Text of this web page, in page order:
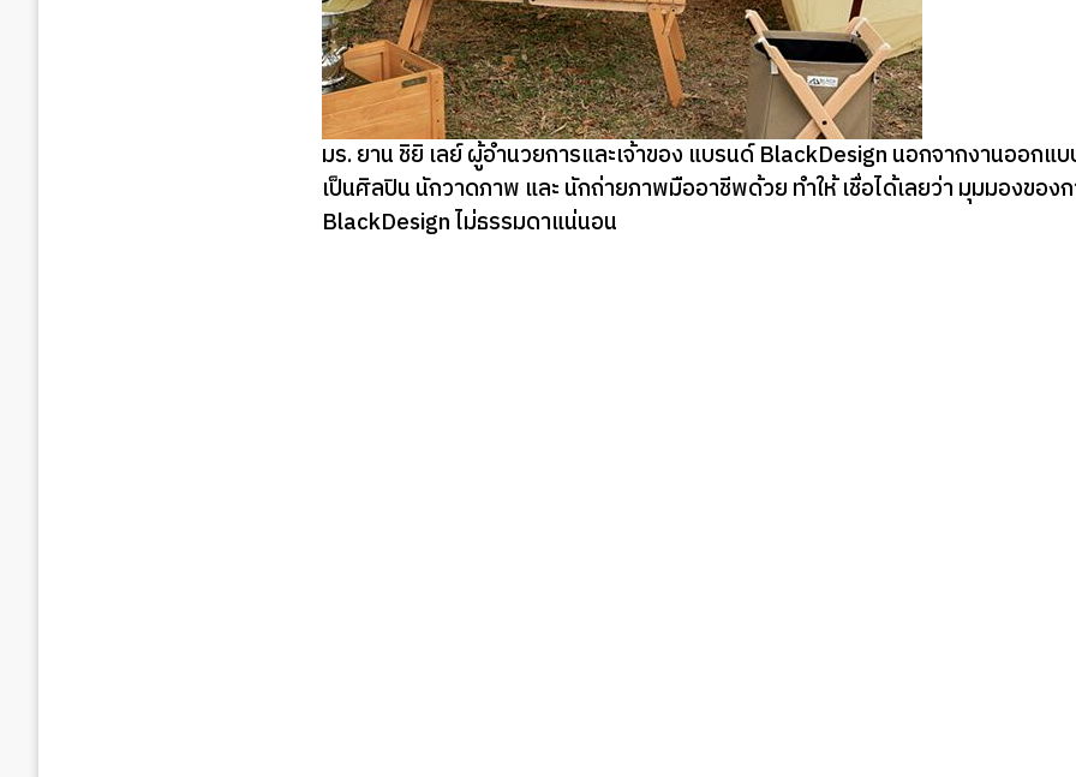
มร. ยาน ชิยิ เลย์ ผู้อำนวยการและเจ้าของ แบรนด์ BlackDesign นอกจากงานออกแบ
เป็นศิลปิน นักวาดภาพ และ นักถ่ายภาพมืออาชีพด้วย ทำให้ เชื่อได้เลยว่า มุมมองของ
BlackDesign ไม่ธรรมดาแน่นอน